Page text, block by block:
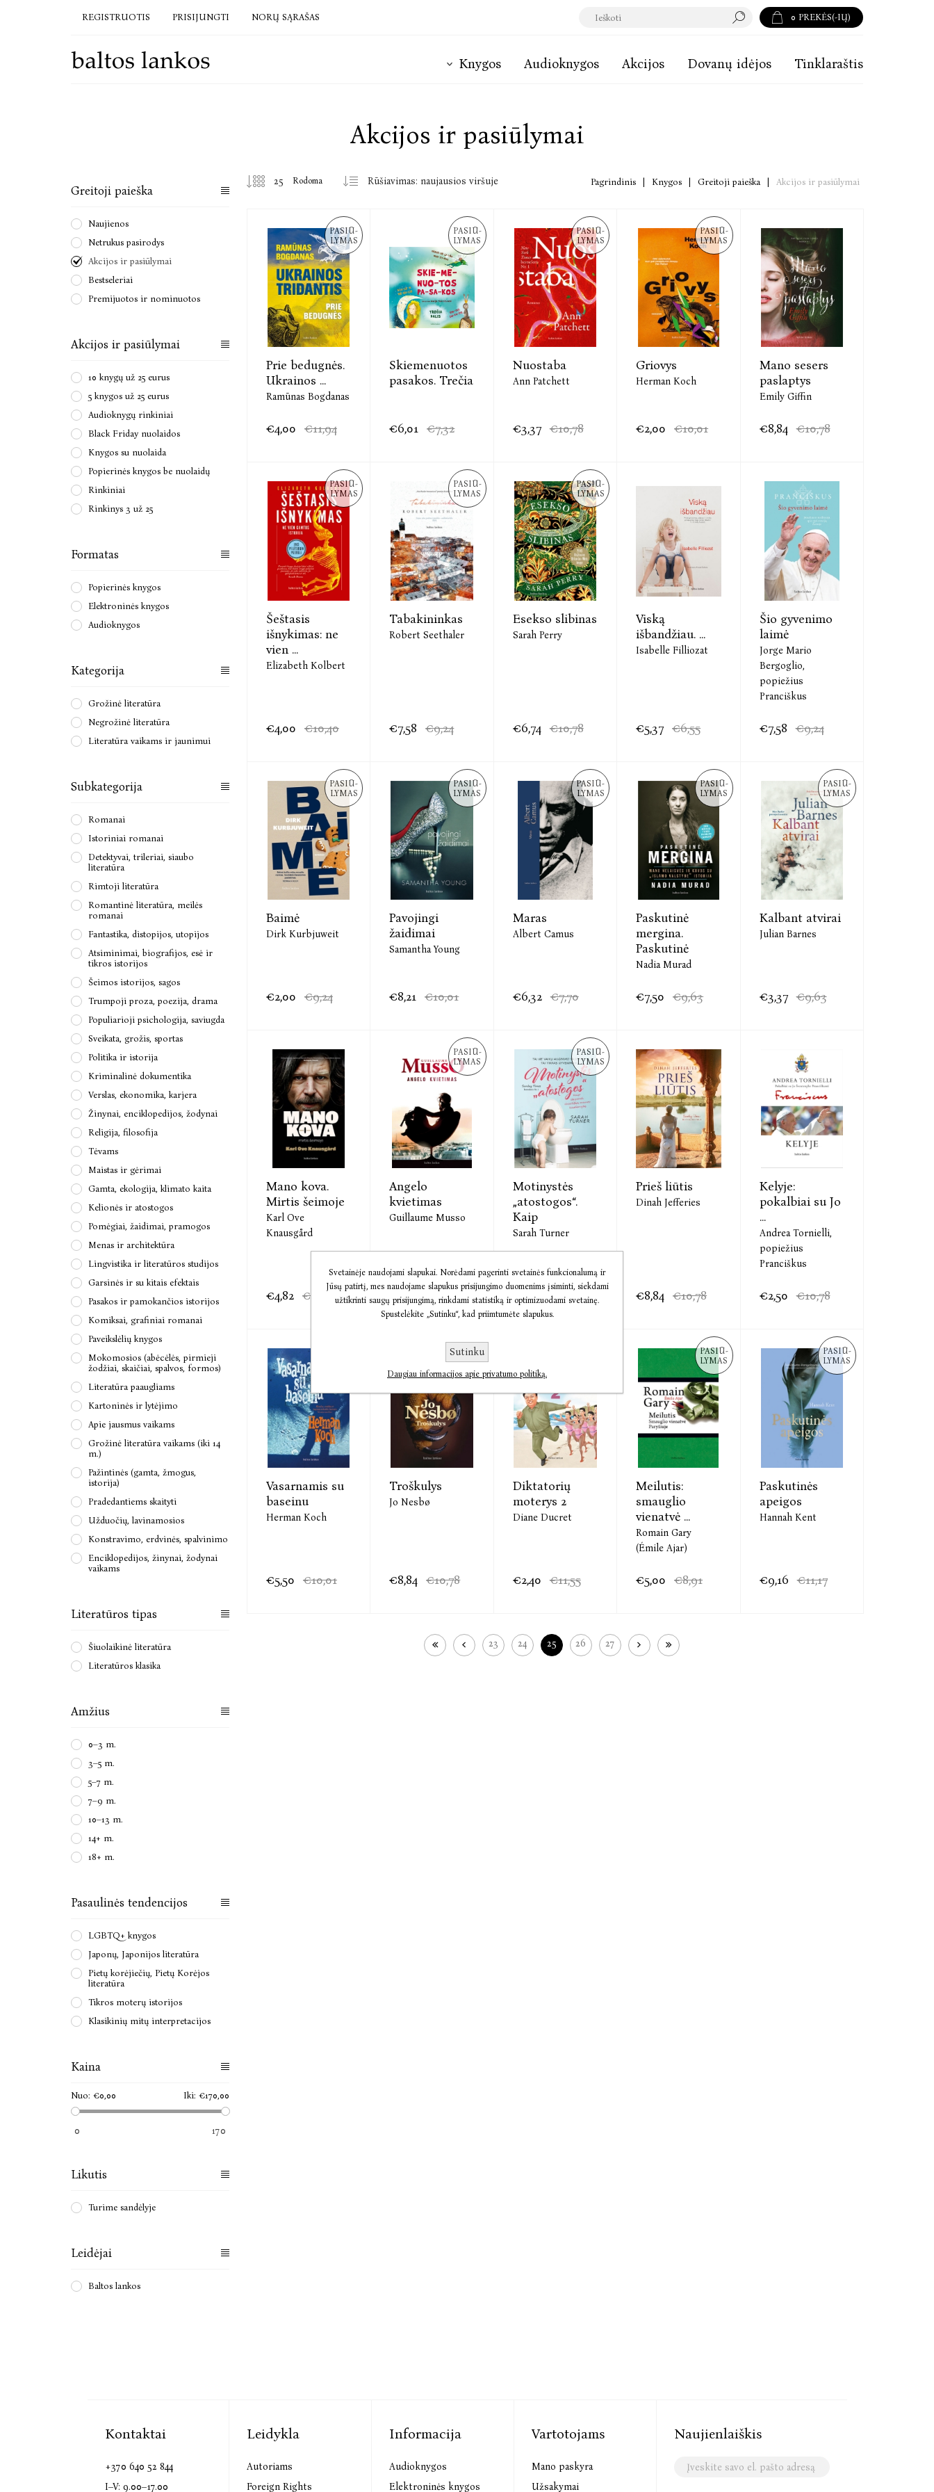
REGISTRUOTIS PRISIJUNGTI NORŲ SĄRAŠAS 0 PREKĖS(-IŲ)
Knygos Audioknygos Akcijos Dovanų idėjos Tinklaraštis
Akcijos ir pasiūlymai
Pagrindinis Knygos Greitoji paieška Akcijos ir pasiūlymai
Rodoma
PASIŪ-
LYMAS
Prie bedugnės.
Ukrainos ...
Ramūnas Bogdanas
€4,00 €11,94
PASIŪ-
LYMAS
Skiemenuotos
pasakos. Trečia
€6,01 €7,32
PASIŪ-
LYMAS
Nuostaba
Ann Patchett
€3,37 €10,78
PASIŪ-
LYMAS
Griovys
Herman Koch
€2,00 €10,01
Mano sesers
paslaptys
Emily Giffin
€8,84 €10,78
PASIŪ-
LYMAS
Šeštasis
išnykimas: ne
vien ...
Elizabeth Kolbert
€4,00 €10,40
PASIŪ-
LYMAS
Tabakininkas
Robert Seethaler
€7,58 €9,24
PASIŪ-
LYMAS
Esekso slibinas
Sarah Perry
€6,74 €10,78
Viską
išbandžiau. ...
Isabelle Filliozat
€5,37 €6,55
Šio gyvenimo
laimė
Jorge Mario
Bergoglio,
popiežius
Pranciškus
€7,58 €9,24
PASIŪ-
LYMAS
Baimė
Dirk Kurbjuweit
€2,00 €9,24
PASIŪ-
LYMAS
Pavojingi
žaidimai
Samantha Young
€8,21 €10,01
PASIŪ-
LYMAS
Maras
Albert Camus
€6,32 €7,70
PASIŪ-
LYMAS
Paskutinė
mergina.
Paskutinė
Nadia Murad
€7,50 €9,63
PASIŪ-
LYMAS
Kalbant atvirai
Julian Barnes
€3,37 €9,63
Mano kova.
Mirtis šeimoje
Karl Ove
Knausgård
€4,82 €10,78
PASIŪ-
LYMAS
Angelo
kvietimas
Guillaume Musso
€4,00 €8,91
PASIŪ-
LYMAS
Motinystės
„atostogos“.
Kaip
Sarah Turner
€6,94 €8,47
Prieš liūtis
Dinah Jefferies
€8,84 €10,78
Kelyje:
pokalbiai su Jo
...
Andrea Tornielli,
popiežius
Pranciškus
€2,50 €10,78
Vasarnamis su
baseinu
Herman Koch
€5,50 €10,01
PASIŪ-
LYMAS
Troškulys
Jo Nesbø
€8,84 €10,78
Diktatorių
moterys 2
Diane Ducret
€2,40 €11,55
PASIŪ-
LYMAS
Meilutis:
smauglio
vienatvė ...
Romain Gary
(Émile Ajar)
€5,00 €8,91
PASIŪ-
LYMAS
Paskutinės
apeigos
Hannah Kent
€9,16 €11,17
23 24 25 26 27
Greitoji paieška
Naujienos
Netrukus pasirodys
Akcijos ir pasiūlymai
Bestseleriai
Premijuotos ir nominuotos
Akcijos ir pasiūlymai
10 knygų už 25 eurus
5 knygos už 25 eurus
Audioknygų rinkiniai
Black Friday nuolaidos
Knygos su nuolaida
Popierinės knygos be nuolaidų
Rinkiniai
Rinkinys 3 už 25
Formatas
Popierinės knygos
Elektroninės knygos
Audioknygos
Kategorija
Grožinė literatūra
Negrožinė literatūra
Literatūra vaikams ir jaunimui
Subkategorija
Romanai
Istoriniai romanai
Detektyvai, trileriai, siaubo
literatūra
Rimtoji literatūra
Romantinė literatūra, meilės
romanai
Fantastika, distopijos, utopijos
Atsiminimai, biografijos, esė ir
tikros istorijos
Šeimos istorijos, sagos
Trumpoji proza, poezija, drama
Populiarioji psichologija, saviugda
Sveikata, grožis, sportas
Politika ir istorija
Kriminalinė dokumentika
Verslas, ekonomika, karjera
Žinynai, enciklopedijos, žodynai
Religija, filosofija
Tėvams
Maistas ir gėrimai
Gamta, ekologija, klimato kaita
Kelionės ir atostogos
Pomėgiai, žaidimai, pramogos
Menas ir architektūra
Lingvistika ir literatūros studijos
Garsinės ir su kitais efektais
Pasakos ir pamokančios istorijos
Komiksai, grafiniai romanai
Paveikslėlių knygos
Mokomosios (abėcėlės, pirmieji
žodžiai, skaičiai, spalvos, formos)
Literatūra paaugliams
Kartoninės ir lytėjimo
Apie jausmus vaikams
Grožinė literatūra vaikams (iki 14
m.)
Pažintinės (gamta, žmogus,
istorija)
Pradedantiems skaityti
Užduočių, lavinamosios
Konstravimo, erdvinės, spalvinimo
Enciklopedijos, žinynai, žodynai
vaikams
Literatūros tipas
Šiuolaikinė literatūra
Literatūros klasika
Amžius
0–3 m.
3–5 m.
5–7 m.
7–9 m.
10–13 m.
14+ m.
18+ m.
Pasaulinės tendencijos
LGBTQ+ knygos
Japonų, Japonijos literatūra
Pietų korėjiečių, Pietų Korėjos
literatūra
Tikros moterų istorijos
Klasikinių mitų interpretacijos
Kaina
Nuo: €0,00 Iki: €170,00
0 170
Likutis
Turime sandėlyje
Leidėjai
Baltos lankos
Kontaktai
+370 640 52 844
I–V: 9.00–17.00
Leidykla
Autoriams
Foreign Rights
Informacija
Audioknygos
Elektroninės knygos
Vartotojams
Mano paskyra
Užsakymai
Naujienlaiškis
Svetainėje naudojami slapukai. Norėdami pagerinti svetainės funkcionalumą ir
Jūsų patirtį, mes naudojame slapukus prisijungimo duomenims įsiminti, siekdami
užtikrinti saugų prisijungimą, rinkdami statistiką ir optimizuodami svetainę.
Spustelėkite „Sutinku“, kad priimtumėte slapukus.
Sutinku
Daugiau informacijos apie privatumo politiką.